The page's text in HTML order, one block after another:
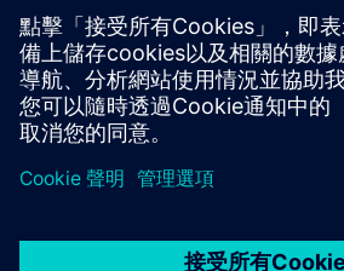
若您需要針對專屬培訓課程（無論是現場
SITRAIN 培訓中心舉辦）索取報價，請
類請求適合較大規模的團體（6 人以上）
培訓需求後，我們將向您發送報價單。
索取專屬報價